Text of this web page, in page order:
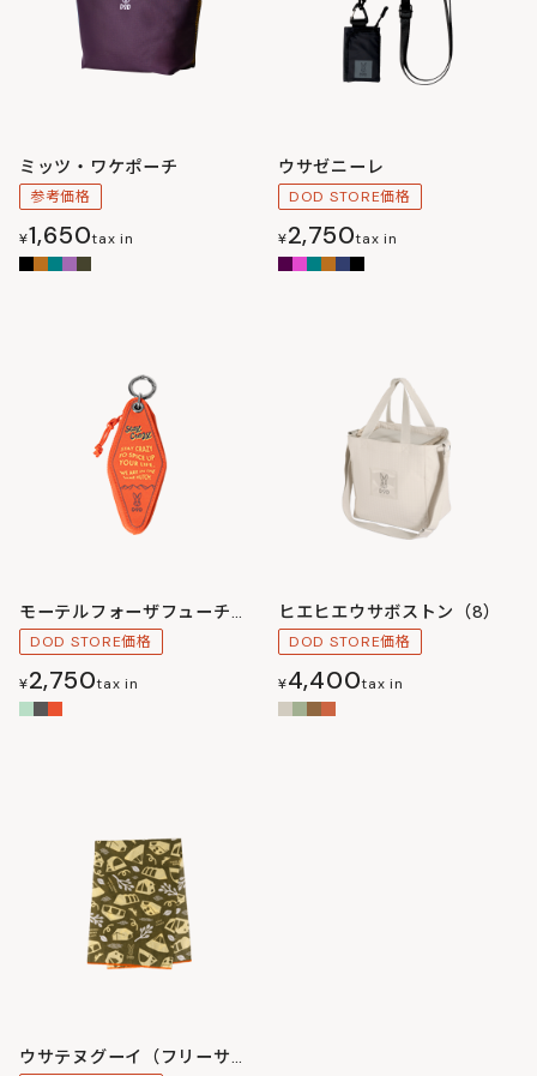
ミッツ・ワケポーチ
参考価格
¥1,650tax in
ウサゼニーレ
DOD STORE価格
¥2,750tax in
モーテルフォーザフューチャー
DOD STORE価格
¥2,750tax in
ヒエヒエウサボストン（8）
DOD STORE価格
¥4,400tax in
ウサテヌグーイ（フリーサイズ）